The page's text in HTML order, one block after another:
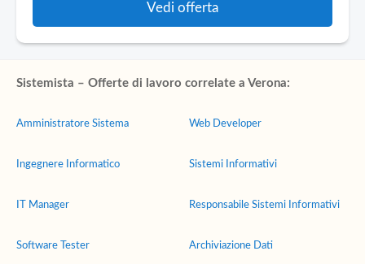
Vedi offerta
Sistemista – Offerte di lavoro correlate a Verona:
Amministratore Sistema
Ingegnere Informatico
IT Manager
Software Tester
Web Developer
Sistemi Informativi
Responsabile Sistemi Informativi
Archiviazione Dati